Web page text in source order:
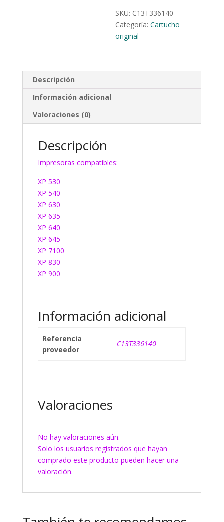
SKU: C13T336140
Categoría:Cartucho
original
Descripción
Información adicional
Valoraciones (0)
Descripción
Impresoras compatibles:
XP 530
XP 540
XP 630
XP 635
XP 640
XP 645
XP 7100
XP 830
XP 900
Información adicional
Referencia
proveedor
C13T336140
Valoraciones
No hay valoraciones aún.
Solo los usuarios registrados que hayan
comprado este producto pueden hacer una
valoración.